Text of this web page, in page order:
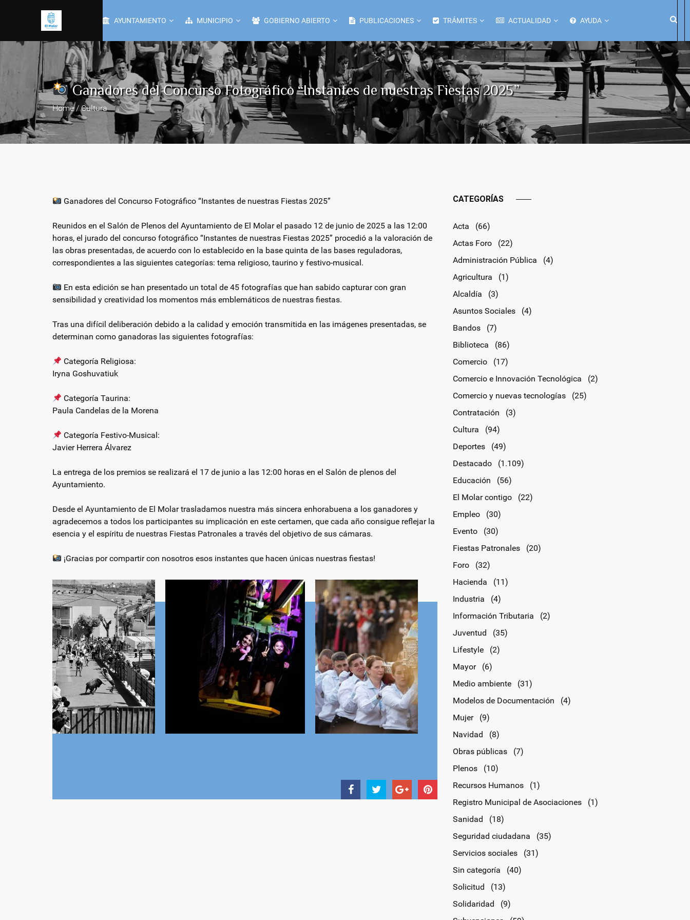
AYUNTAMIENTO MUNICIPIO GOBIERNO ABIERTO PUBLICACIONES TRÁMITES ACTUALIDAD AYUDA
Ganadores del Concurso Fotográfico “Instantes de nuestras Fiestas 2025”
Home / Cultura
Ganadores del Concurso Fotográfico “Instantes de nuestras Fiestas 2025”
Reunidos en el Salón de Plenos del Ayuntamiento de El Molar el pasado 12 de junio de 2025 a las 12:00
horas, el jurado del concurso fotográfico “Instantes de nuestras Fiestas 2025” procedió a la valoración de
las obras presentadas, de acuerdo con lo establecido en la base quinta de las bases reguladoras,
correspondientes a las siguientes categorías: tema religioso, taurino y festivo-musical.
En esta edición se han presentado un total de 45 fotografías que han sabido capturar con gran
sensibilidad y creatividad los momentos más emblemáticos de nuestras fiestas.
Tras una difícil deliberación debido a la calidad y emoción transmitida en las imágenes presentadas, se
determinan como ganadoras las siguientes fotografías:
Categoría Religiosa:
Iryna Goshuvatiuk
Categoría Taurina:
Paula Candelas de la Morena
Categoría Festivo-Musical:
Javier Herrera Álvarez
La entrega de los premios se realizará el 17 de junio a las 12:00 horas en el Salón de plenos del
Ayuntamiento.
Desde el Ayuntamiento de El Molar trasladamos nuestra más sincera enhorabuena a los ganadores y
agradecemos a todos los participantes su implicación en este certamen, que cada año consigue reflejar la
esencia y el espíritu de nuestras Fiestas Patronales a través del objetivo de sus cámaras.
¡Gracias por compartir con nosotros esos instantes que hacen únicas nuestras fiestas!
CATEGORÍAS
Acta
(66)
Actas Foro
(22)
Administración Pública
(4)
Agricultura
(1)
Alcaldía
(3)
Asuntos Sociales
(4)
Bandos
(7)
Biblioteca
(86)
Comercio
(17)
Comercio e Innovación Tecnológica
(2)
Comercio y nuevas tecnologías
(25)
Contratación
(3)
Cultura
(94)
Deportes
(49)
Destacado
(1.109)
Educación
(56)
El Molar contigo
(22)
Empleo
(30)
Evento
(30)
Fiestas Patronales
(20)
Foro
(32)
Hacienda
(11)
Industria
(4)
Información Tributaria
(2)
Juventud
(35)
Lifestyle
(2)
Mayor
(6)
Medio ambiente
(31)
Modelos de Documentación
(4)
Mujer
(9)
Navidad
(8)
Obras públicas
(7)
Plenos
(10)
Recursos Humanos
(1)
Registro Municipal de Asociaciones
(1)
Sanidad
(18)
Seguridad ciudadana
(35)
Servicios sociales
(31)
Sin categoría
(40)
Solicitud
(13)
Solidaridad
(9)